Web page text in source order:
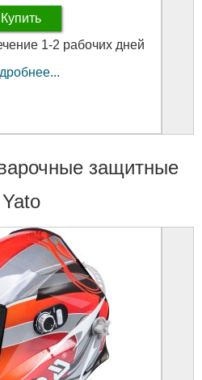
Купить
1-2 рабочих дней
защитные
Yato